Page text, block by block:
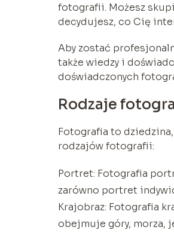
fotografii. Możesz
decydujesz, co Cię
Aby zostać
także wiedzy i
doświadczonych
Rodzaje
Fotografia to
rodzajów fotografii:
Portret: Fotografia
zarówno portret
Krajobraz: Fotografia
obejmuje góry, morza,